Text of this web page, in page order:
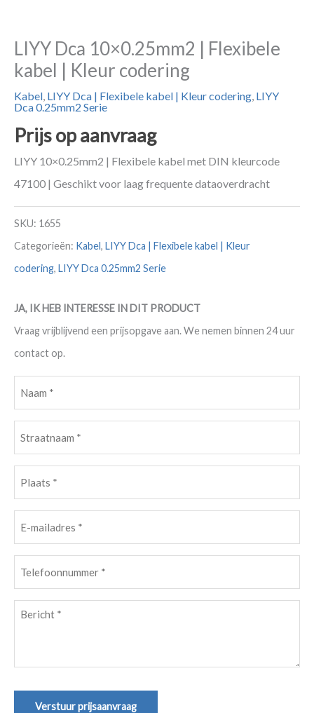
LIYY Dca 10×0.25mm2 | Flexibele
kabel | Kleur codering
Kabel, LIYY Dca | Flexibele kabel | Kleur codering, LIYY
Dca 0.25mm2 Serie
Prijs op aanvraag
LIYY 10×0.25mm2 | Flexibele kabel met DIN kleurcode
47100 | Geschikt voor laag frequente dataoverdracht
SKU: 1655
Categorieën: Kabel, LIYY Dca | Flexibele kabel | Kleur
codering, LIYY Dca 0.25mm2 Serie
JA, IK HEB INTERESSE IN DIT PRODUCT
Vraag vrijblijvend een prijsopgave aan. We nemen binnen 24 uur
contact op.
(Vereist)
(Vereist)
(Vereist)
mailadres
(Vereist)
(Vereist)
Bericht
Verstuur prijsaanvraag